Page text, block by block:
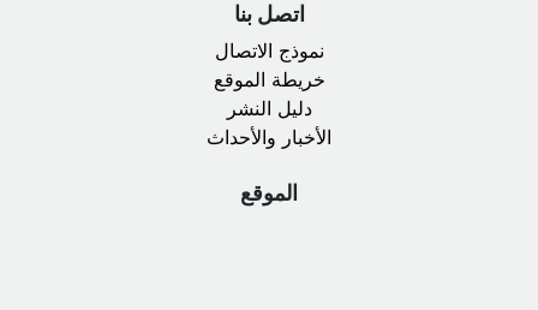
اتصل بنا
نموذج الاتصال
خريطة الموقع
دليل النشر
الأخبار والأحداث
الموقع